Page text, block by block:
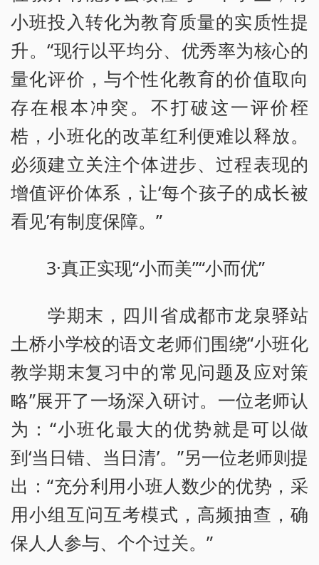
小班投入转化为教育质量的实质性提
升。“现行以平均分、优秀率为核心的
量化评价，与个性化教育的价值取向
存在根本冲突。不打破这一评价桎
梏，小班化的改革红利便难以释放。
必须建立关注个体进步、过程表现的
增值评价体系，让‘每个孩子的成长被
看见’有制度保障。”
3·真正实现“小而美”“小而优”
学期末，四川省成都市龙泉驿站
土桥小学校的语文老师们围绕“小班化
教学期末复习中的常见问题及应对策
略”展开了一场深入研讨。一位老师认
为：“小班化最大的优势就是可以做
到‘当日错、当日清’。”另一位老师则提
出：“充分利用小班人数少的优势，采
用小组互问互考模式，高频抽查，确
保人人参与、个个过关。”